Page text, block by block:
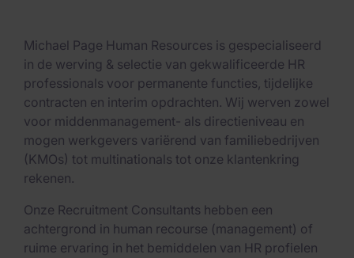
Michael Page Human Resources is gespecialiseerd
in de werving & selectie van gekwalificeerde HR
professionals voor permanente functies, tijdelijke
contracten en interim opdrachten. Wij werven zowel
voor middenmanagement- als directieniveau en
mogen werkgevers variërend van familiebedrijven
(KMOs) tot multinationals tot onze klantenkring
rekenen.
Onze Recruitment Consultants hebben een
achtergrond in human recourse (management) of
ruime ervaring in het bemiddelen van HR profielen